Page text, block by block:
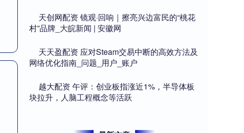
​天创网配资 镜观·回响｜擦亮兴边富民的“桃花
村”品牌_大皖新闻 | 安徽网
​天天盈配资 应对Steam交易中断的高效方法及
网络优化指南_问题_用户_账户
​越大配资 午评：创业板指涨近1%，半导体板
块拉升，人脑工程概念等活跃